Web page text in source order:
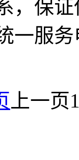
，保
一服务
上一页